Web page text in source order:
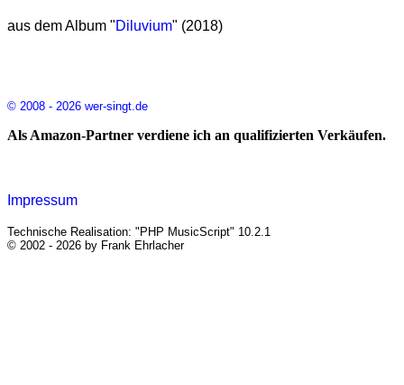
aus dem Album "Diluvium" (2018)
© 2008 - 2026 wer-singt.de
Als Amazon-Partner verdiene ich an qualifizierten Verkäufen.
Impressum
Technische Realisation: "PHP MusicScript" 10.2.1
© 2002 - 2026 by Frank Ehrlacher